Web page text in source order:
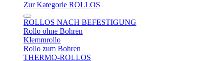
Zur Kategorie ROLLOS
ROLLOS NACH BEFESTIGUNG
Rollo ohne Bohren
Klemmrollo
Rollo zum Bohren
THERMO-ROLLOS